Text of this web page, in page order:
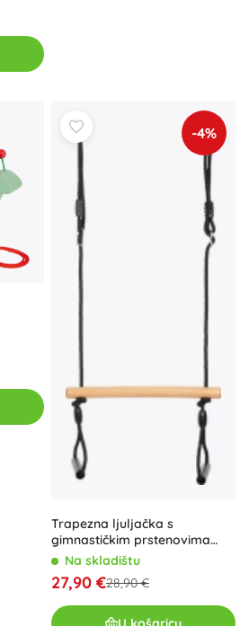
-4%
Trapezna ljuljačka s
gimnastičkim prstenovima
Black Line
Na skladištu
27,90 €28,90 €